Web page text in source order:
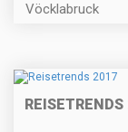
Vöcklabruck